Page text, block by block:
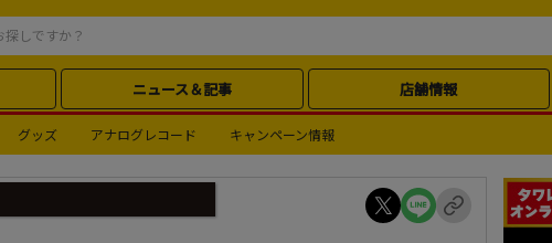
ニュース＆記事 店舗情報
グッズ アナログレコード キャンペーン情報